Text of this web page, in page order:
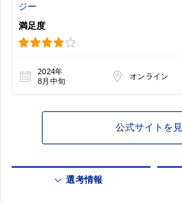
ジー
満足度
2024年
8月中旬
オンライン
公式サイトを
選考情報